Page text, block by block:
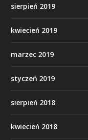
sierpień 2019
kwiecień 2019
marzec 2019
styczeń 2019
sierpień 2018
kwiecień 2018